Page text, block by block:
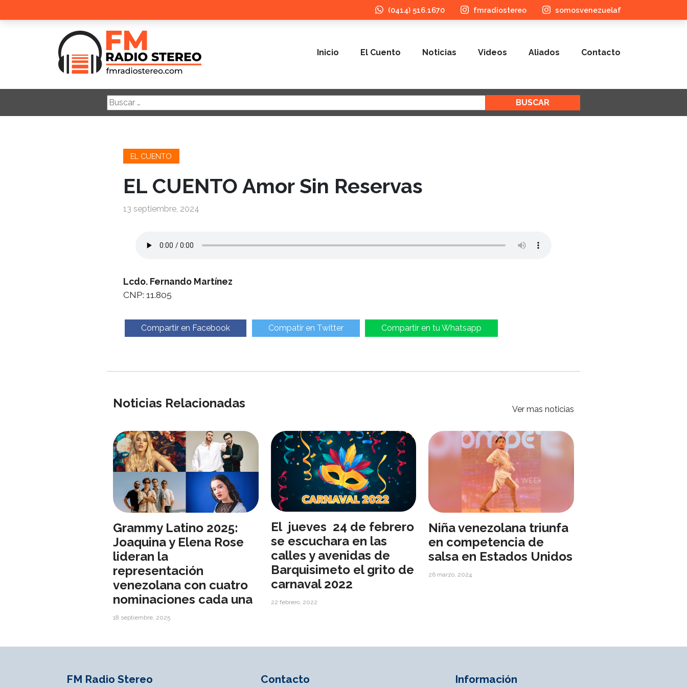
(0414) 516.1670 fmradiostereo somosvenezuelaf
Inicio El Cuento Noticias Videos Aliados Contacto
Buscar:
EL CUENTO
EL CUENTO Amor Sin Reservas
13 septiembre, 2024
Lcdo. Fernando Martínez
CNP: 11.805
Compartir en Facebook Compatir en Twitter Compartir en tu Whatsapp
Noticias Relacionadas Ver mas noticias
Grammy Latino 2025:
Joaquina y Elena Rose
lideran la
representación
venezolana con cuatro
nominaciones cada una
18 septiembre, 2025
El jueves 24 de febrero
se escuchara en las
calles y avenidas de
Barquisimeto el grito de
carnaval 2022
22 febrero, 2022
Niña venezolana triunfa
en competencia de
salsa en Estados Unidos
26 marzo, 2024
FM Radio Stereo Contacto Información